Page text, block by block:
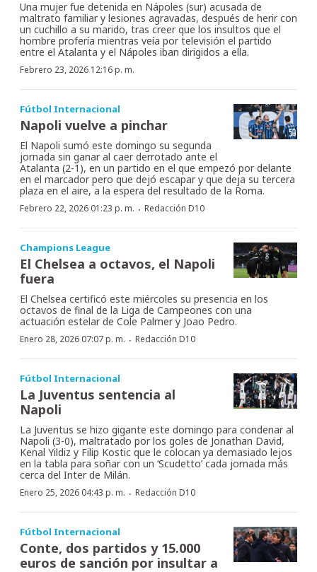
Una mujer fue detenida en Nápoles (sur) acusada de
maltrato familiar y lesiones agravadas, después de herir con
un cuchillo a su marido, tras creer que los insultos que el
hombre profería mientras veía por televisión el partido
entre el Atalanta y el Nápoles iban dirigidos a ella.
Febrero 23, 2026 12:16 p. m.
Fútbol Internacional
Napoli vuelve a pinchar
El Napoli sumó este domingo su segunda
jornada sin ganar al caer derrotado ante el
Atalanta (2-1), en un partido en el que empezó por delante
en el marcador pero que dejó escapar y que deja su tercera
plaza en el aire, a la espera del resultado de la Roma.
Febrero 22, 2026 01:23 p. m. · Redacción D10
Champions League
El Chelsea a octavos, el Napoli
fuera
El Chelsea certificó este miércoles su presencia en los
octavos de final de la Liga de Campeones con una
actuación estelar de Cole Palmer y Joao Pedro.
Enero 28, 2026 07:07 p. m. · Redacción D10
Fútbol Internacional
La Juventus sentencia al
Napoli
La Juventus se hizo gigante este domingo para condenar al
Napoli (3-0), maltratado por los goles de Jonathan David,
Kenal Yildiz y Filip Kostic que le colocan ya demasiado lejos
en la tabla para soñar con un ‘Scudetto’ cada jornada más
cerca del Inter de Milán.
Enero 25, 2026 04:43 p. m. · Redacción D10
Fútbol Internacional
Conte, dos partidos y 15.000
euros de sanción por insultar a